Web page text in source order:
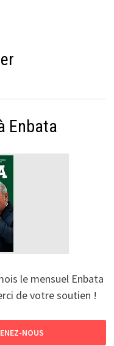
Enbata
le mensuel Enbata
de votre soutien !
NOUS